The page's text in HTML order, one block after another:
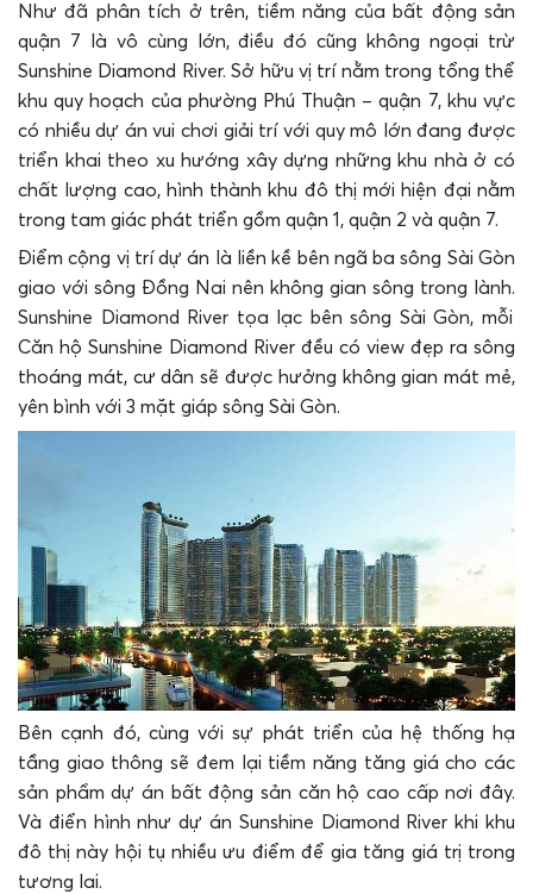
Như đã phân tích ở trên, tiềm năng của bất động sản
quận 7 là vô cùng lớn, điều đó cũng không ngoại trừ
Sunshine Diamond River. Sở hữu vị trí nằm trong tổng thể
khu quy hoạch của phường Phú Thuận – quận 7, khu vực
có nhiều dự án vui chơi giải trí với quy mô lớn đang được
triển khai theo xu hướng xây dựng những khu nhà ở có
chất lượng cao, hình thành khu đô thị mới hiện đại nằm
trong tam giác phát triển gồm quận 1, quận 2 và quận 7.
Điểm cộng vị trí dự án là liền kề bên ngã ba sông Sài Gòn
giao với sông Đồng Nai nên không gian sông trong lành.
Sunshine Diamond River tọa lạc bên sông Sài Gòn, mỗi
Căn hộ Sunshine Diamond River đều có view đẹp ra sông
thoáng mát, cư dân sẽ được hưởng không gian mát mẻ,
yên bình với 3 mặt giáp sông Sài Gòn.
Bên cạnh đó, cùng với sự phát triển của hệ thống hạ
tầng giao thông sẽ đem lại tiềm năng tăng giá cho các
sản phẩm dự án bất động sản căn hộ cao cấp nơi đây.
Và điển hình như dự án Sunshine Diamond River khi khu
đô thị này hội tụ nhiều ưu điểm để gia tăng giá trị trong
tương lai.